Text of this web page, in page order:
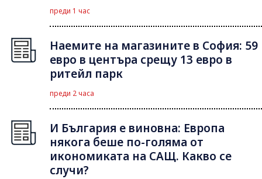
преди 1 час
Наемите на магазините в София: 59
евро в центъра срещу 13 евро в
ритейл парк
преди 2 часа
И България е виновна: Европа
някога беше по-голяма от
икономиката на САЩ. Какво се
случи?